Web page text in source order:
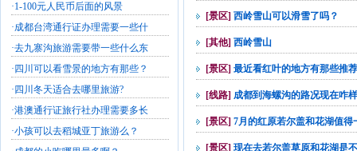
·1-100元人民币后面的风景
·成都台湾通行证办理需要一些什
·去九寨沟旅游需要带一些什么东
· 四川可以看雪景的地方有那些？
· 四川冬天适合去哪里旅游?
·港澳通行证旅行社办理需要多长
·小孩可以去稻城亚丁旅游么？
[景区] 西岭雪山可以滑雪了吗？
[其他] 西岭雪山
[景区] 最近看红叶的地方有那些推
[线路] 成都到海螺沟的路况现在咋
[景区] 7月的红原若尔盖和花湖值得
[景区] 现在去若尔盖草原和花湖是